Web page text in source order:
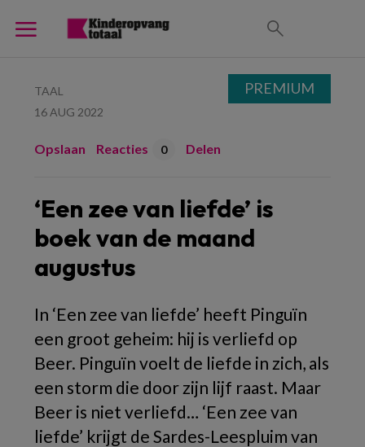
TAAL
16 AUG 2022
Opslaan Reacties 0 Delen
‘Een zee van liefde’ is
boek van de maand
augustus
In ‘Een zee van liefde’ heeft Pinguïn
een groot geheim: hij is verliefd op
Beer. Pinguïn voelt de liefde in zich, als
een storm die door zijn lijf raast. Maar
Beer is niet verliefd… ‘Een zee van
liefde’ krijgt de Sardes-Leespluim van
PREMIUM